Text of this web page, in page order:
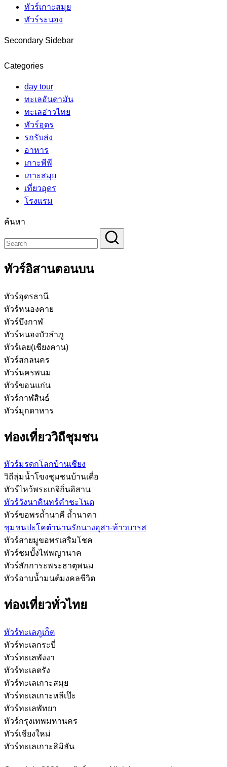
ทัวร์เกาะสมุย
ทัวร์ระนอง
Secondary Sidebar
Categories
day tour
ทะเลอันดามัน
ทะเลอ่าวไทย
ทัวร์อุดร
รถรับส่ง
อาหาร
เกาะพีพี
เกาะสมุย
เที่ยวอุดร
โรงแรม
ค้นหา
ทัวร์อิสานตอนบน
ทัวร์อุดรธานี
ทัวร์หนองคาย
ทัวร์บึงกาฬ
ทัวร์หนองบัวลำภู
ทัวร์เลย(เชียงคาน)
ทัวร์สกลนคร
ทัวร์นครพนม
ทัวร์ขอนแก่น
ทัวร์กาฬสินธ์
ทัวร์มุกดาหาร
ท่องเที่ยววิถีชุมชน
ทัวร์มรดกโลกบ้านเชียง
วิถีลุ่มน้ำโขงชุมชนบ้านเดื่อ
ทัวร์ไหว้พระเกจิถิ่นอิสาน
ทัวร์วังนาคินทร์คำชะโนด
ทัวร์ขอพรถ้ำนาคี ถ้ำนาคา
ชุมชนปะโคตำนานรักนางอุสา-ท้าวบารส
ทัวร์สายมูขอพรเสริมโชค
ทัวร์ชมบั้งไฟพญานาค
ทัวร์สักการะพระธาตุพนม
ทัวร์อาบน้ำมนต์มงคลชีวิต
ท่องเที่ยวทั่วไทย
ทัวร์ทะเลภูเก็ต
ทัวร์ทะเลกระบี่
ทัวร์ทะเลพังงา
ทัวร์ทะเลตรัง
ทัวร์ทะเลเกาะสมุย
ทัวร์ทะเลเกาะหลีเป๊ะ
ทัวร์ทะเลพัทยา
ทัวร์กรุงเทพมหานคร
ทัวร์เชียงใหม่
ทัวร์ทะเลเกาะสิมิลัน